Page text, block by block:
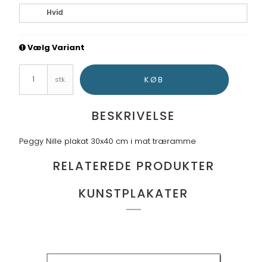
Hvid
Vælg Variant
stk. KØB
BESKRIVELSE
Peggy Nille plakat 30x40 cm i mat træramme
RELATEREDE PRODUKTER
KUNSTPLAKATER